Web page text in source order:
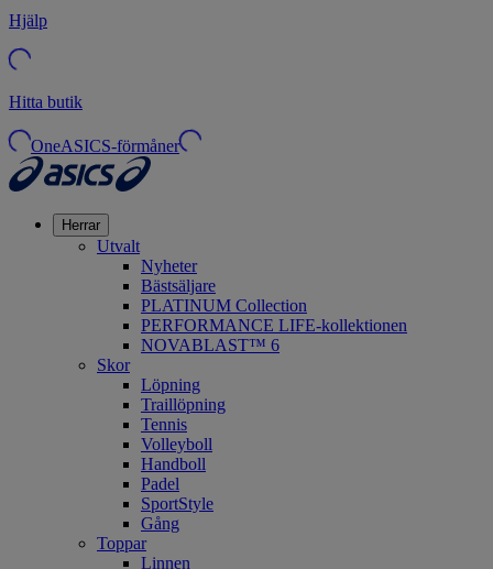
Hjälp
Hitta butik
OneASICS-förmåner
Herrar
Utvalt
Nyheter
Bästsäljare
PLATINUM Collection
PERFORMANCE LIFE-kollektionen
NOVABLAST™ 6
Skor
Löpning
Traillöpning
Tennis
Volleyboll
Handboll
Padel
SportStyle
Gång
Toppar
Linnen